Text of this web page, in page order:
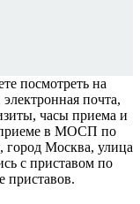
посмотреть на
почта,
часы приема и
приеме в МОСП по
Москва, улица
с приставом по
приставов.